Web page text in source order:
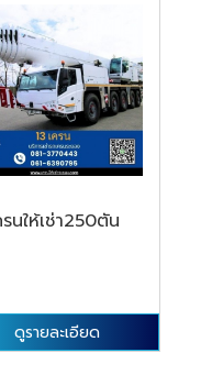
นให้เช่า250ตัน
ดูรายละเอียด